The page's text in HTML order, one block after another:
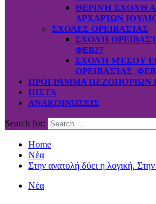
ΘΕΡΙΝΉ ΣΧΟΛΉ
ΑΡΧΑΡΊΩΝ
ΣΧΟΛΕΣ ΟΡΕΙΒΑΣΊΑΣ
ΣΧΟΛΉ
ΦΕΒ27
ΣΧΟΛΉ ΜΈΣΟΥ
ΟΡΕΙΒΑΣΊΑΣ
ΠΡΟΓΡΑΜΜΑ ΠΕΖΟΠΟΡΙΩΝ
ΠΙΣΤΑ
ΑΝΑΚΟΙΝΏΣΕΙΣ
Search for:
Home
Νέα
Στην ανατολή δύει η λογική.
Νέα